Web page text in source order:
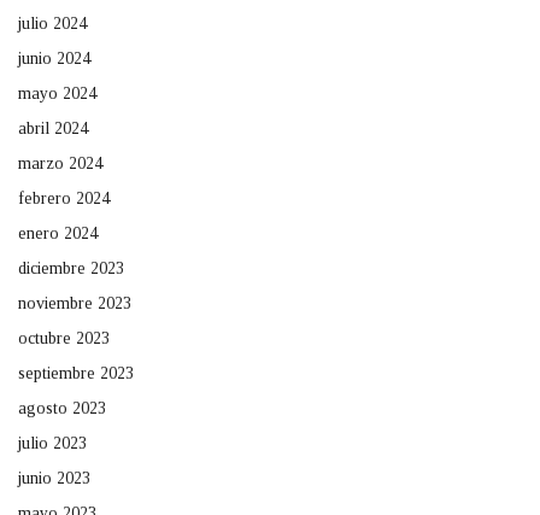
julio 2024
junio 2024
mayo 2024
abril 2024
marzo 2024
febrero 2024
enero 2024
diciembre 2023
noviembre 2023
octubre 2023
septiembre 2023
agosto 2023
julio 2023
junio 2023